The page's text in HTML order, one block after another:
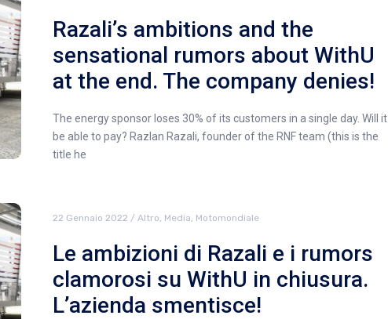
Razali’s ambitions and the
sensational rumors about WithU
at the end. The company denies!
The energy sponsor loses 30% of its customers in a single day. Will it
be able to pay? Razlan Razali, founder of the RNF team (this is the
title he
22 Gennaio 2022 / Altro, Media, Motomondiale
Le ambizioni di Razali e i rumors
clamorosi su WithU in chiusura.
L’azienda smentisce!